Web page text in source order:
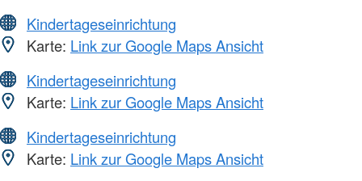
Kindertageseinrichtung
Karte: Link zur Google Maps Ansicht
Kindertageseinrichtung
Karte: Link zur Google Maps Ansicht
Kindertageseinrichtung
Karte: Link zur Google Maps Ansicht